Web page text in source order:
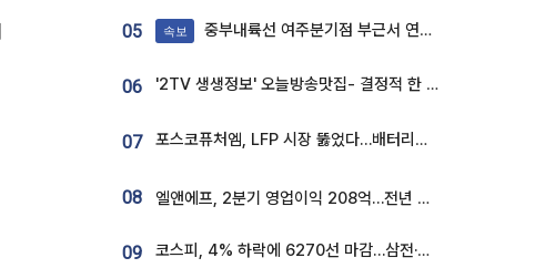
05 속보 중부내륙선 여주분기점 부근서 연이은 추돌사고 발생
06 '2TV 생생정보' 오늘방송맛집- 결정적 한 수, 3종 메밀면! 메밀 소바 맛집 '의○○○○'
07 포스코퓨처엠, LFP 시장 뚫었다…배터리사와 대규모 장기 공급 합의
08 엘앤에프, 2분기 영업이익 208억…전년 比 흑자전환
09 코스피, 4% 하락에 6270선 마감…삼전·SK하닉 '와르르' 각각 6%·10%대 급락